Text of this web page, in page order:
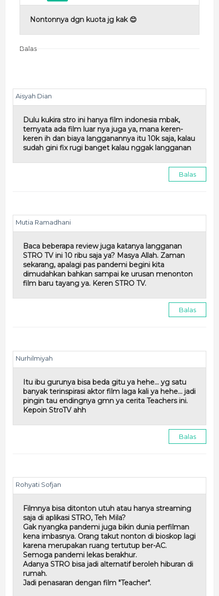
Nontonnya dgn kuota jg kak 😊
Balas
Aisyah Dian
Dulu kukira stro ini hanya film indonesia mbak,
ternyata ada film luar nya juga ya, mana keren-
keren ih dan biaya langganannya itu 10k saja, kalau
sudah gini fix rugi banget kalau nggak langganan
Balas
Mutia Ramadhani
Baca beberapa review juga katanya langganan
STRO TV ini 10 ribu saja ya? Masya Allah. Zaman
sekarang, apalagi pas pandemi begini kita
dimudahkan bahkan sampai ke urusan menonton
film baru tayang ya. Keren STRO TV.
Balas
Nurhilmiyah
Itu ibu gurunya bisa beda gitu ya hehe... yg satu
banyak terinspirasi aktor film laga kali ya hehe... jadi
pingin tau endingnya gmn ya cerita Teachers ini.
Kepoin StroTV ahh
Balas
Rohyati Sofjan
Filmnya bisa ditonton utuh atau hanya streaming
saja di aplikasi STRO, Teh Mila?
Gak nyangka pandemi juga bikin dunia perfilman
kena imbasnya. Orang takut nonton di bioskop lagi
karena merupakan ruang tertutup ber-AC.
Semoga pandemi lekas berakhur.
Adanya STRO bisa jadi alternatif beroleh hiburan di
rumah.
Jadi penasaran dengan film "Teacher".